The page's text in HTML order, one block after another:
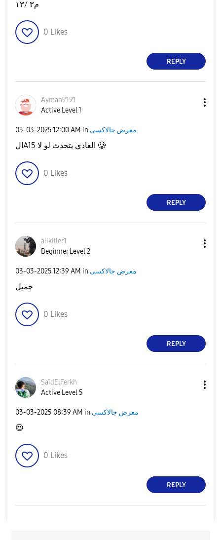
م٣ /١٣
0 Likes
REPLY
Ayman9191
Active Level 1
‎03-03-202512:00 AM in معرض جالاكسى
الA15 العادي يتحدث لو لا 🥲
0 Likes
REPLY
alikiller1
Beginner Level 2
‎03-03-202512:39 AM in معرض جالاكسى
جميل
0 Likes
REPLY
SaïdElFerkh
Active Level 5
‎03-03-2025 08:39 AM in معرض جالاكسى
😍
0 Likes
REPLY